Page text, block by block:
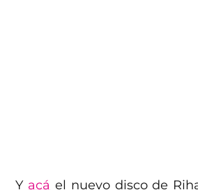
Y acá el nuevo disco de